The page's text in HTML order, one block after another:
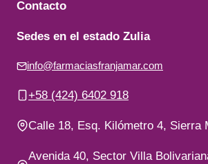
Contacto
Sedes en el estado Zulia
info@farmaciasfranjamar.com
+58 (424) 6402 918
Calle 18, Esq. Kilómetro 4, Sierra
Avenida 40, Sector Villa